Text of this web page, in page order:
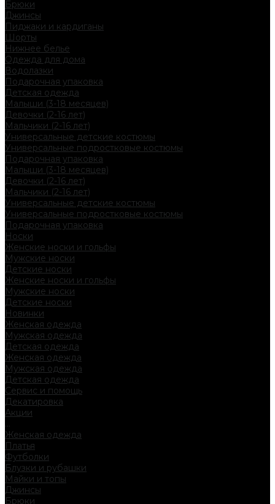
Брюки
Джинсы
Пиджаки и кардиганы
Шорты
Нижнее белье
Одежда для дома
Водолазки
Подарочная упаковка
Детская одежда
Малыши (3-18 месяцев)
Девочки (2-16 лет)
Мальчики (2-16 лет)
Универсальные детские костюмы
Универсальные подростковые костюмы
Подарочная упаковка
Малыши (3-18 месяцев)
Девочки (2-16 лет)
Мальчики (2-16 лет)
Универсальные детские костюмы
Универсальные подростковые костюмы
Подарочная упаковка
Носки
Женские носки и гольфы
Мужские носки
Детские носки
Женские носки и гольфы
Мужские носки
Детские носки
Новинки
Женская одежда
Мужская одежда
Детская одежда
Женская одежда
Мужская одежда
Детская одежда
Сервис и помощь
Декатировка
Акции
...
Женская одежда
Платья
Футболки
Блузки и рубашки
Майки и топы
Джинсы
Брюки